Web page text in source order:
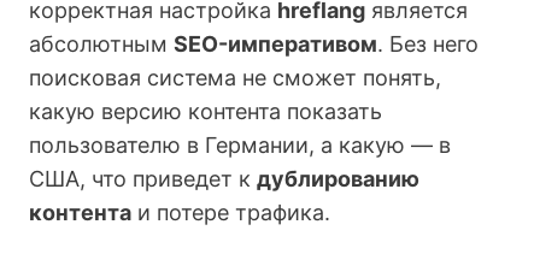
корректная настройка hreflang является
абсолютным SEO-императивом. Без него
поисковая система не сможет понять,
какую версию контента показать
пользователю в Германии, а какую — в
США, что приведет к дублированию
контента и потере трафика.